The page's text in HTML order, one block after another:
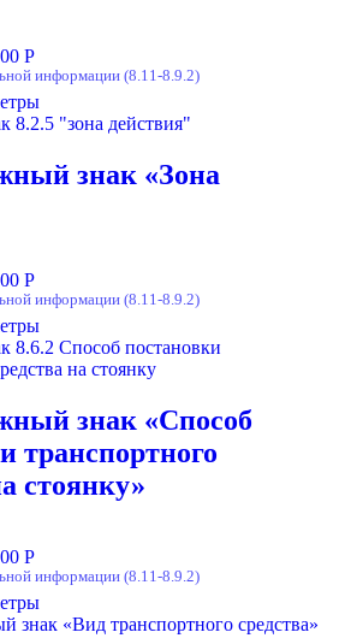
Р
информации (8.11-8.9.2)
знак «Зона
Р
информации (8.11-8.9.2)
знак «Способ
транспортного
стоянку»
Р
информации (8.11-8.9.2)